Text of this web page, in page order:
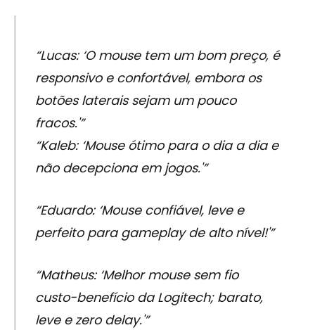
“Lucas: ‘O mouse tem um bom preço, é
responsivo e confortável, embora os
botões laterais sejam um pouco
fracos.'”
“Kaleb: ‘Mouse ótimo para o dia a dia e
não decepciona em jogos.'”
“Eduardo: ‘Mouse confiável, leve e
perfeito para gameplay de alto nível!'”
“Matheus: ‘Melhor mouse sem fio
custo-benefício da Logitech; barato,
leve e zero delay.'”